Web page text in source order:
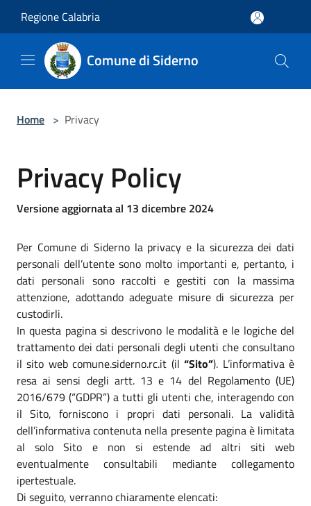
Regione Calabria
Comune di Siderno
Home > Privacy
Privacy Policy
Versione aggiornata al 13 dicembre 2024
Per Comune di Siderno la privacy e la sicurezza dei dati
personali dell’utente sono molto importanti e, pertanto, i
dati personali sono raccolti e gestiti con la massima
attenzione, adottando adeguate misure di sicurezza per
custodirli.
In questa pagina si descrivono le modalità e le logiche del
trattamento dei dati personali degli utenti che consultano
il sito web comune.siderno.rc.it (il“Sito”). L’informativa è
resa ai sensi degli artt. 13 e 14 del Regolamento (UE)
2016/679 (“GDPR”) a tutti gli utenti che, interagendo con
il Sito, forniscono i propri dati personali. La validità
dell’informativa contenuta nella presente pagina è limitata
al solo Sito e non si estende ad altri siti web
eventualmente consultabili mediante collegamento
ipertestuale.
Di seguito, verranno chiaramente elencati: